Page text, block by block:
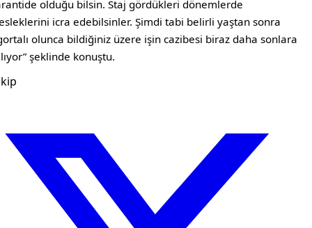
olduğu bilsin. Staj gördükleri dönemlerde
icra edebilsinler. Şimdi tabi belirli yaştan sonra
olunca bildiğiniz üzere işin cazibesi biraz daha sonlara
şeklinde konuştu.